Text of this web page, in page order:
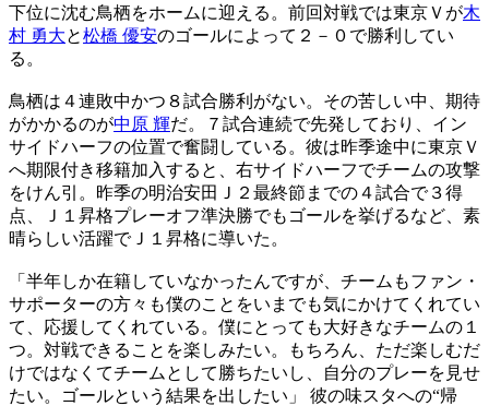
下位に沈む鳥栖をホームに迎える。前回対戦では東京Ｖが木
村 勇大と松橋 優安のゴールによって２－０で勝利してい
る。
鳥栖は４連敗中かつ８試合勝利がない。その苦しい中、期待
がかかるのが中原 輝だ。７試合連続で先発しており、イン
サイドハーフの位置で奮闘している。彼は昨季途中に東京Ｖ
へ期限付き移籍加入すると、右サイドハーフでチームの攻撃
をけん引。昨季の明治安田Ｊ２最終節までの４試合で３得
点、Ｊ１昇格プレーオフ準決勝でもゴールを挙げるなど、素
晴らしい活躍でＪ１昇格に導いた。
「半年しか在籍していなかったんですが、チームもファン・
サポーターの方々も僕のことをいまでも気にかけてくれてい
て、応援してくれている。僕にとっても大好きなチームの１
つ。対戦できることを楽しみたい。もちろん、ただ楽しむだ
けではなくてチームとして勝ちたいし、自分のプレーを見せ
たい。ゴールという結果を出したい」 彼の味スタへの“帰